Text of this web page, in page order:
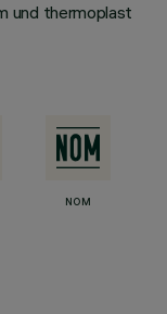
und thermoplast
NOM